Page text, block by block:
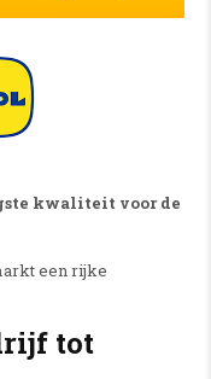
kwaliteit voor de
een rijke
tot